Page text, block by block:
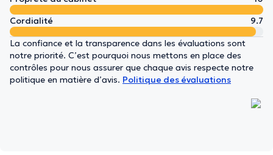
Cordialité
9.7
La confiance et la transparence dans les évaluations sont
notre priorité. C’est pourquoi nous mettons en place des
contrôles pour nous assurer que chaque avis respecte notre
politique en matière d’avis. Politique des évaluations